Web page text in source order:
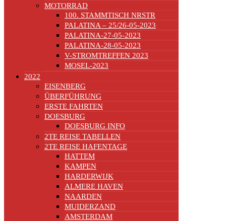
MOTORRAD
100. STAMMTISCH NRSTR
PALATINA – 25/26-05-2023
PALATINA-27-05-2023
PALATINA-28-05-2023
V-STROMTREFFEN 2023
MOSEL-2023
2022
EISENBERG
ÜBERFÜHRUNG
ERSTE FAHRTEN
DOESBURG
DOESBURG INFO
2TE REISE TABELLEN
2TE REISE HAFENTAGE
HATTEM
KAMPEN
HARDERWIJK
ALMERE HAVEN
NAARDEN
MUIDERZAND
AMSTERDAM